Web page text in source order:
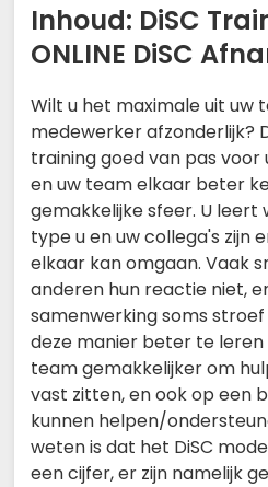
Inhoud: DiSC
ONLINE DiSC
Wilt u het maximale uit uw
medewerker afzonderlijk?
training goed van pas voor
en uw team elkaar beter
gemakkelijke sfeer. U leert
type u en uw collega's zijn
elkaar kan omgaan. Vaak
anderen hun reactie niet,
samenwerking soms
deze manier beter te
team gemakkelijker om
vast zitten, en ook op een
kunnen helpen/
weten is dat het DiSC
een cijfer, er zijn namelijk